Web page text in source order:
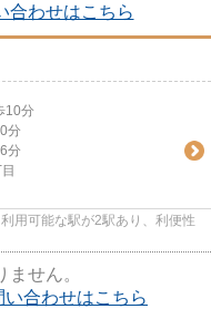
合わせはこちら
10分
分
分
用可能な駅が2駅あり、利便性
せん。
合わせはこちら